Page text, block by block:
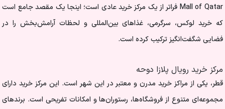
Mall of Qatar فراتر از یک مرکز خرید عادی است؛ اینجا یک مقصد جامع است
که خرید لوکس، سرگرمی، غذاهای بین‌المللی و لحظات آرامش‌بخش را در
فضایی شگفت‌انگیز ترکیب کرده است.
مرکز خرید رویال پلازا دوحه
قطر، یکی از مراکز خرید مدرن و معتبر در این شهر است. این مرکز خرید دارای
مجموعه‌ای متنوع از فروشگاه‌ها، رستوران‌ها و امکانات تفریحی است. برندهای